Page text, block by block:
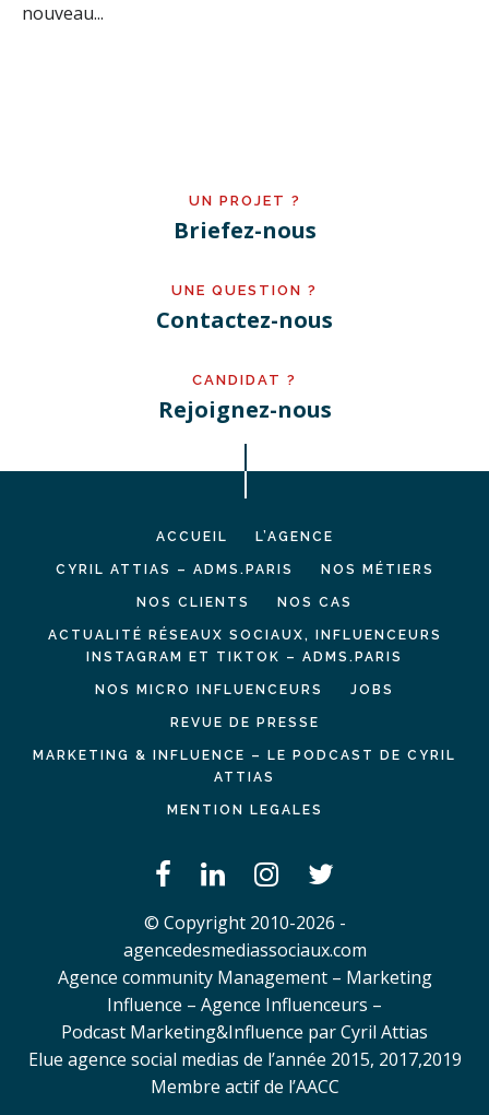
nouveau...
UN PROJET ?
Briefez-nous
UNE QUESTION ?
Contactez-nous
CANDIDAT ?
Rejoignez-nous
ACCUEIL L’AGENCE
CYRIL ATTIAS – ADMS.PARIS NOS MÉTIERS
NOS CLIENTS NOS CAS
ACTUALITÉ RÉSEAUX SOCIAUX, INFLUENCEURS
INSTAGRAM ET TIKTOK – ADMS.PARIS
NOS MICRO INFLUENCEURS JOBS
REVUE DE PRESSE
MARKETING & INFLUENCE – LE PODCAST DE CYRIL
ATTIAS
MENTION LEGALES
© Copyright 2010-2026 -
agencedesmediassociaux.com
Agence community Management – Marketing
Influence – Agence Influenceurs –
Podcast Marketing&Influence par Cyril Attias
Elue agence social medias de l’année 2015, 2017,2019
Membre actif de l’AACC